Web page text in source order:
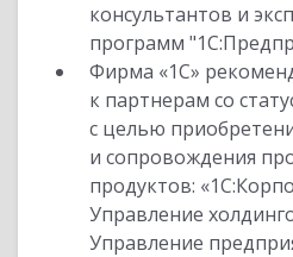
консультантов и
программ
Фирма «1С»
к партнерам со
с целью
и сопровождения
продуктов:
Управление
Управление